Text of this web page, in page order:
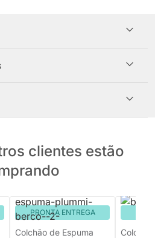
clientes estão
PRONTA ENTREGA
Colchão de Espuma